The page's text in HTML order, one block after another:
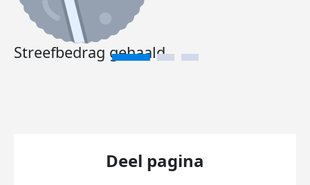
Streefbedrag gehaald
Deel pagina